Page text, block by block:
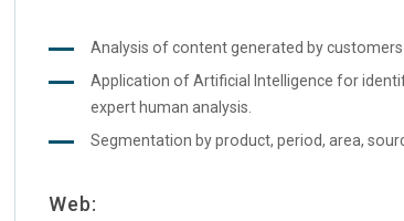
Analysis of content generated by
Application of Artificial Intelligence for
expert human analysis.
Segmentation by product, period, area,
Web: